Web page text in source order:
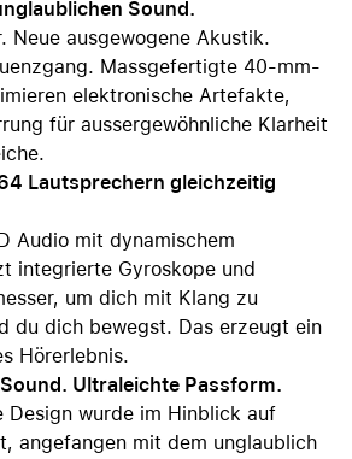
Sound.
Neue ausgewogene Akustik.
Massgefertigte 40‑mm-
elektronische Artefakte,
für aussergewöhnliche Klarheit
Lautsprechern gleichzeitig
Audio mit dynamischem
integrierte Gyroskope und
um dich mit Klang zu
du dich bewegst. Das erzeugt ein
Hörerlebnis.
Ultraleichte Passform.
Design wurde im Hinblick auf
angefangen mit dem unglaublich